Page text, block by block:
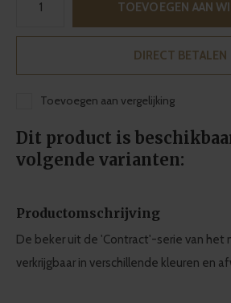
TOEVOEGEN AAN
DIRECT BETALEN
Toevoegen aan vergelijking
Dit product is
volgende varianten:
Productomschrijving
De beker uit de 'Contract'-serie van het
verkrijgbaar in verschillende kleuren en